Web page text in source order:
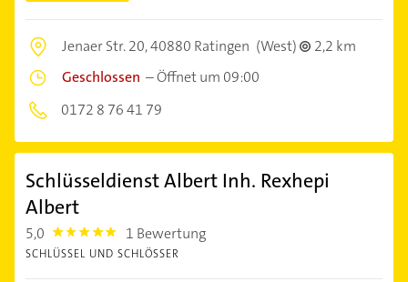
Jenaer Str. 20,40880 Ratingen (West)
2,2 km
Geschlossen –Öffnet um 09:00
0172 8 76 41 79
Schlüsseldienst Albert Inh. Rexhepi
Albert
5,0 5.0 1 Bewertung
SCHLÜSSEL UND SCHLÖSSER